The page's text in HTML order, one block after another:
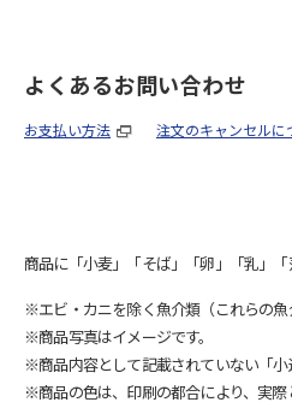
よくあるお問い合わせ
お支払い方法 注文のキャンセルに
商品に「小麦」「そば」「卵」「乳」
※エビ・カニを除く魚介類（これらの魚
※商品写真はイメージです。
※商品内容として記載されていない「小
※商品の色は、印刷の都合により、実際